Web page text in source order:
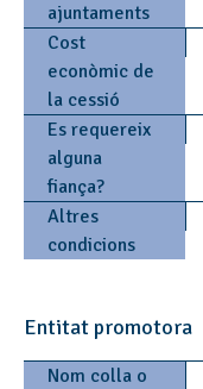
ajuntaments
Cost
econòmic de
la cessió
Es requereix
alguna
fiança?
Altres
condicions
Entitat promotora
Nom colla o